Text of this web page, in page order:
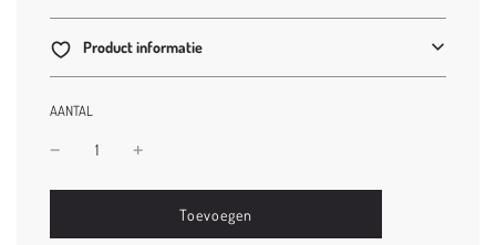
Product informatie
AANTAL
l
o
Toevoegen